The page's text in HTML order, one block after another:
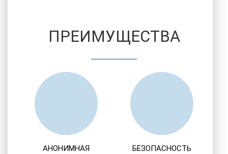
ПРЕИМУЩЕСТВА
АНОНИМНАЯ
БЕЗОПАСНОСТЬ